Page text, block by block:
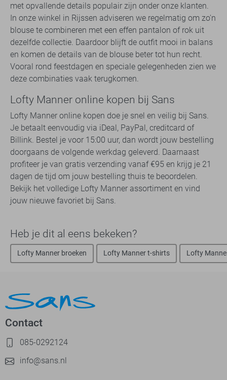
met opvallende details populair zijn onder onze klanten.
In onze winkel in Rijssen adviseren we regelmatig om zo'n
blouse te combineren met een effen pantalon of rok uit
dezelfde collectie. Daardoor blijft de outfit mooi in balans
en komen de details van de blouse beter tot hun recht.
Vooral rond feestdagen en speciale gelegenheden zien we
deze combinaties vaak terugkomen.
Lofty Manner online kopen bij Sans
Lofty Manner online kopen doe je snel en veilig bij Sans.
Je betaalt eenvoudig via iDeal, PayPal, creditcard of
Billink. Bestel je voor 15:00 uur, dan wordt jouw bestelling
doorgaans de volgende werkdag geleverd. Daarnaast
profiteer je van gratis verzending vanaf €95 en krijg je 21
dagen de tijd om jouw bestelling thuis te beoordelen.
Bekijk het volledige Lofty Manner assortiment en vind
jouw nieuwe favoriet bij Sans.
Heb je dit al eens bekeken?
Lofty Manner broeken Lofty Manner t-shirts Lofty
Contact
085-0292124
info@sans.nl